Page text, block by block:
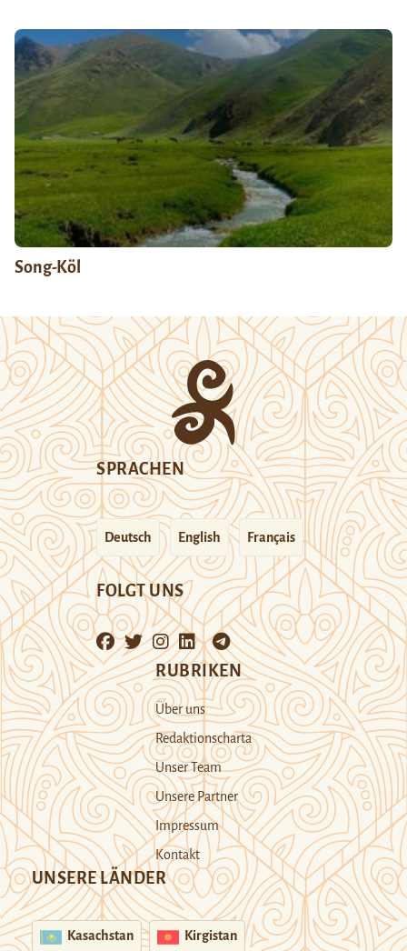
Song-Köl
SPRACHEN
Deutsch English Français
FOLGT UNS
RUBRIKEN
Über uns
Redaktionscharta
Unser Team
Unsere Partner
Impressum
Kontakt
UNSERE LÄNDER
Kasachstan Kirgistan